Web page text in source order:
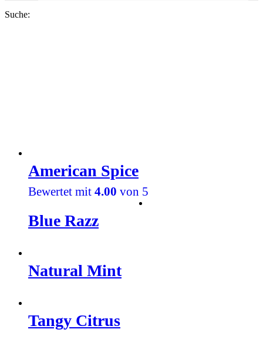
Suche:
American Spice
Bewertet mit 4.00 von 5
Blue Razz
Natural Mint
Tangy Citrus